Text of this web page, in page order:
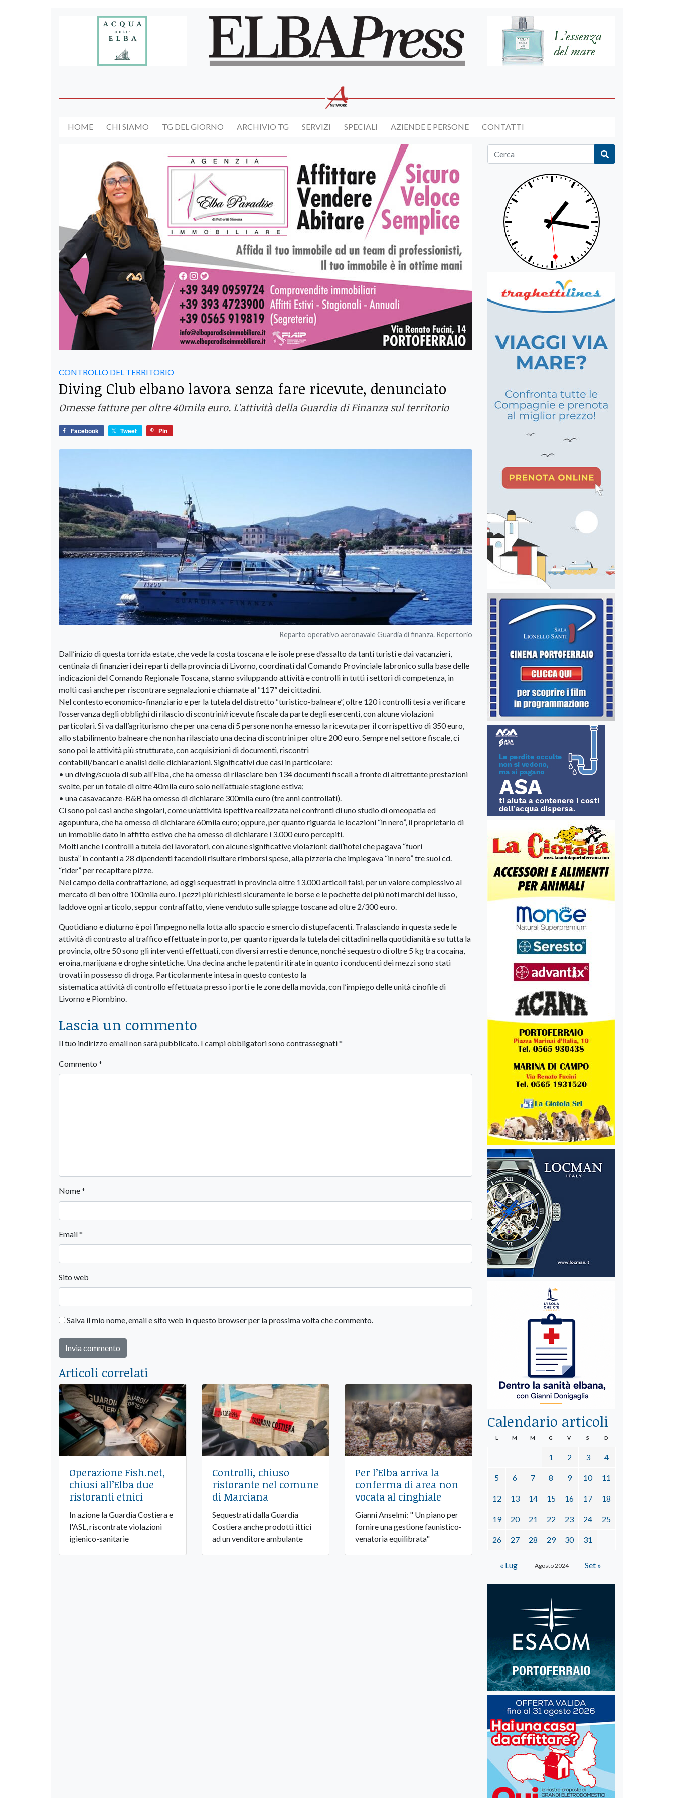
HOME CHI SIAMO TG DEL GIORNO ARCHIVIO TG SERVIZI SPECIALI AZIENDE E PERSONE CONTATTI
CONTROLLO DEL TERRITORIO
Diving Club elbano lavora senza fare ricevute, denunciato
Omesse fatture per oltre 40mila euro. L'attività della Guardia di Finanza sul territorio
Facebook Tweet Pin
Reparto operativo aeronavale Guardia di finanza. Repertorio
Dall’inizio di questa torrida estate, che vede la costa toscana e le isole prese d’assalto da tanti turisti e dai vacanzieri,
centinaia di finanzieri dei reparti della provincia di Livorno, coordinati dal Comando Provinciale labronico sulla base delle
indicazioni del Comando Regionale Toscana, stanno sviluppando attività e controlli in tutti i settori di competenza, in
molti casi anche per riscontrare segnalazioni e chiamate al “117” dei cittadini.
Nel contesto economico-finanziario e per la tutela del distretto “turistico-balneare”, oltre 120 i controlli tesi a verificare
l’osservanza degli obblighi di rilascio di scontrini/ricevute fiscale da parte degli esercenti, con alcune violazioni
particolari. Si va dall’agriturismo che per una cena di 5 persone non ha emesso la ricevuta per il corrispettivo di 350 euro,
allo stabilimento balneare che non ha rilasciato una decina di scontrini per oltre 200 euro. Sempre nel settore fiscale, ci
sono poi le attività più strutturate, con acquisizioni di documenti, riscontri
contabili/bancari e analisi delle dichiarazioni. Significativi due casi in particolare:
• un diving/scuola di sub all’Elba, che ha omesso di rilasciare ben 134 documenti fiscali a fronte di altrettante prestazioni
svolte, per un totale di oltre 40mila euro solo nell’attuale stagione estiva;
• una casavacanze-B&B ha omesso di dichiarare 300mila euro (tre anni controllati).
Ci sono poi casi anche singolari, come un’attività ispettiva realizzata nei confronti di uno studio di omeopatia ed
agopuntura, che ha omesso di dichiarare 60mila euro; oppure, per quanto riguarda le locazioni “in nero”, il proprietario di
un immobile dato in affitto estivo che ha omesso di dichiarare i 3.000 euro percepiti.
Molti anche i controlli a tutela dei lavoratori, con alcune significative violazioni: dall’hotel che pagava “fuori
busta” in contanti a 28 dipendenti facendoli risultare rimborsi spese, alla pizzeria che impiegava “in nero” tre suoi cd.
“rider” per recapitare pizze.
Nel campo della contraffazione, ad oggi sequestrati in provincia oltre 13.000 articoli falsi, per un valore complessivo al
mercato di ben oltre 100mila euro. I pezzi più richiesti sicuramente le borse e le pochette dei più noti marchi del lusso,
laddove ogni articolo, seppur contraffatto, viene venduto sulle spiagge toscane ad oltre 2/300 euro.
Quotidiano e diuturno è poi l’impegno nella lotta allo spaccio e smercio di stupefacenti. Tralasciando in questa sede le
attività di contrasto al traffico effettuate in porto, per quanto riguarda la tutela dei cittadini nella quotidianità e su tutta la
provincia, oltre 50 sono gli interventi effettuati, con diversi arresti e denunce, nonché sequestro di oltre 5 kg tra cocaina,
eroina, marijuana e droghe sintetiche. Una decina anche le patenti ritirate in quanto i conducenti dei mezzi sono stati
trovati in possesso di droga. Particolarmente intesa in questo contesto la
sistematica attività di controllo effettuata presso i porti e le zone della movida, con l’impiego delle unità cinofile di
Livorno e Piombino.
Lascia un commento
Il tuo indirizzo email non sarà pubblicato. I campi obbligatori sono contrassegnati*
Commento *
Nome*
Email*
Sito web
Salva il mio nome, email e sito web in questo browser per la prossima volta che commento.
Articoli correlati
Operazione Fish.net,
chiusi all’Elba due
ristoranti etnici
In azione la Guardia Costiera e
l'ASL, riscontrate violazioni
igienico-sanitarie
Controlli, chiuso
ristorante nel comune
di Marciana
Sequestrati dalla Guardia
Costiera anche prodotti ittici
ad un venditore ambulante
Per l’Elba arriva la
conferma di area non
vocata al cinghiale
Gianni Anselmi: " Un piano per
fornire una gestione faunistico-
venatoria equilibrata"
Calendario articoli
Agosto 2024
L M M G V S D
1 2 3 4
5 6 7 8 9 10 11
12 13 14 15 16 17 18
19 20 21 22 23 24 25
26 27 28 29 30 31
« Lug Set »